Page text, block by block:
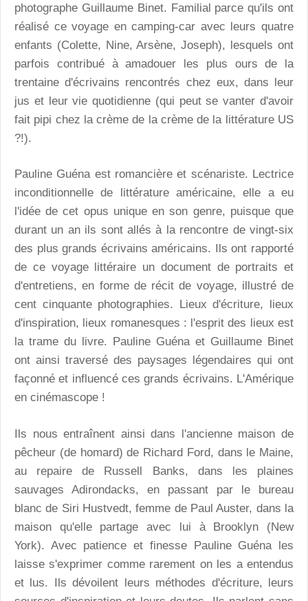
photographe Guillaume Binet. Familial parce qu'ils ont
réalisé ce voyage en camping-car avec leurs quatre
enfants (Colette, Nine, Arsène, Joseph), lesquels ont
parfois contribué à amadouer les plus ours de la
trentaine d'écrivains rencontrés chez eux, dans leur
jus et leur vie quotidienne (qui peut se vanter d'avoir
fait pipi chez la crème de la crème de la littérature US
?!).
Pauline Guéna est romancière et scénariste. Lectrice
inconditionnelle de littérature américaine, elle a eu
l'idée de cet opus unique en son genre, puisque que
durant un an ils sont allés à la rencontre de vingt-six
des plus grands écrivains américains. Ils ont rapporté
de ce voyage littéraire un document de portraits et
d'entretiens, en forme de récit de voyage, illustré de
cent cinquante photographies. Lieux d'écriture, lieux
d'inspiration, lieux romanesques : l'esprit des lieux est
la trame du livre. Pauline Guéna et Guillaume Binet
ont ainsi traversé des paysages légendaires qui ont
façonné et influencé ces grands écrivains. L'Amérique
en cinémascope !
Ils nous entraînent ainsi dans l'ancienne maison de
pêcheur (de homard) de Richard Ford, dans le Maine,
au repaire de Russell Banks, dans les plaines
sauvages Adirondacks, en passant par le bureau
blanc de Siri Hustvedt, femme de Paul Auster, dans la
maison qu'elle partage avec lui à Brooklyn (New
York). Avec patience et finesse Pauline Guéna les
laisse s'exprimer comme rarement on les a entendus
et lus. Ils dévoilent leurs méthodes d'écriture, leurs